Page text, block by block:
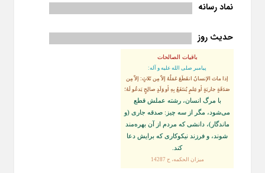
نماد رسانه
حدیث روز
باقیات الصالحات
پيامبر صلى‏ الله‏ عليه ‏و‏ آله:
إذا ماتَ الإنسانُ انقَطَعَ عَمَلُهُ إلاّ مِن ثَلاثٍ: إلاّ مِن
صَدَقَةٍ جاريَةٍ أو عِلمٍ يُنتَفَعُ بِهِ أو وَلَدٍ صالِحٍ يَدعُو لَهُ؛
با مرگ انسان، رشته عملش قطع
مى‌شود، مگر از سه چيز: صدقه جارى (و
ماندگار)، دانشى كه مردم از آن بهره‏‌مند
شوند، و فرزند نيكوكارى كه برايش دعا
كند.
ميزان الحكمه، ح 14287